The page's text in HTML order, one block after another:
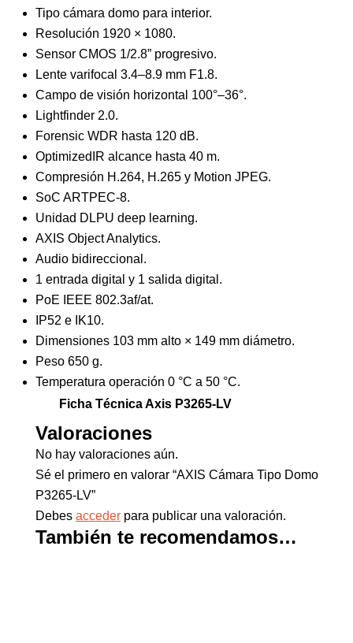
Tipo cámara domo para interior.
Resolución 1920 × 1080.
Sensor CMOS 1/2.8” progresivo.
Lente varifocal 3.4–8.9 mm F1.8.
Campo de visión horizontal 100°–36°.
Lightfinder 2.0.
Forensic WDR hasta 120 dB.
OptimizedIR alcance hasta 40 m.
Compresión H.264, H.265 y Motion JPEG.
SoC ARTPEC-8.
Unidad DLPU deep learning.
AXIS Object Analytics.
Audio bidireccional.
1 entrada digital y 1 salida digital.
PoE IEEE 802.3af/at.
IP52 e IK10.
Dimensiones 103 mm alto × 149 mm diámetro.
Peso 650 g.
Temperatura operación 0 °C a 50 °C.
Ficha Técnica Axis P3265-LV
Valoraciones
No hay valoraciones aún.
Sé el primero en valorar “AXIS Cámara Tipo Domo
P3265-LV”
Debes acceder para publicar una valoración.
También te recomendamos…